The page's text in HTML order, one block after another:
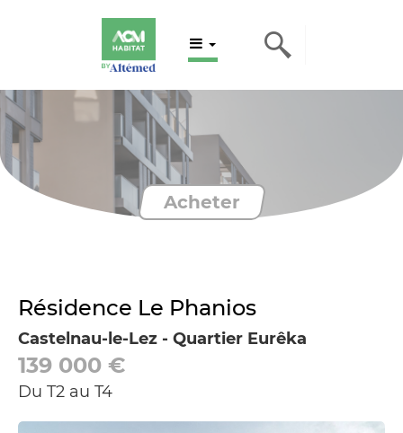
Acheter
Résidence Le Phanios
Castelnau-le-Lez - Quartier Eurêka
139 000 €
Du T2 au T4